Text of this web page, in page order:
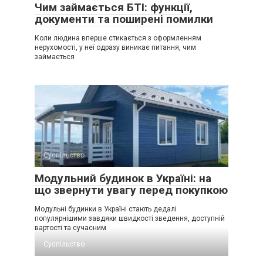
Чим займається БТІ: функції,
документи та поширені помилки
Коли людина вперше стикається з оформленням
нерухомості, у неї одразу виникає питання, чим
займається
Суспільство
Модульний будинок в Україні: на
що звернути увагу перед покупкою
Модульні будинки в Україні стають дедалі
популярнішими завдяки швидкості зведення, доступній
вартості та сучасним
Суспільство